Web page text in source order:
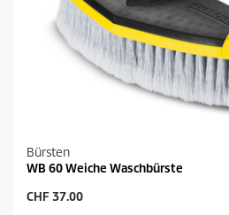
Bürsten
WB 60 Weiche Waschbürste
A
CHF 37.00